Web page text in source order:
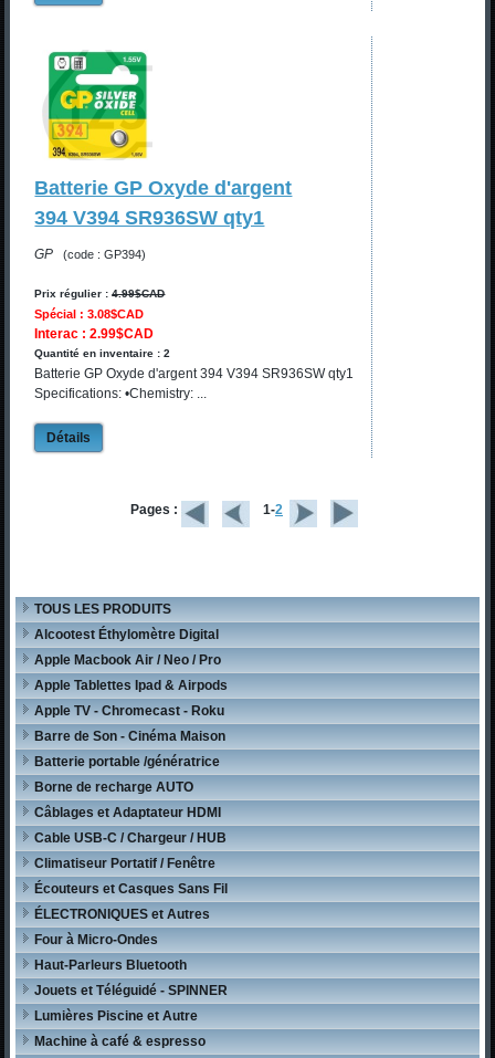
Batterie GP Oxyde d'argent
394 V394 SR936SW qty1
GP (code : GP394)
Prix régulier :4.99$CAD
Spécial : 3.08$CAD
Interac : 2.99$CAD
Quantité en inventaire : 2
Batterie GP Oxyde d'argent 394 V394 SR936SW qty1
Specifications: •Chemistry: ...
Détails
Pages : 1-2
TOUS LES PRODUITS
Alcootest Éthylomètre Digital
Apple Macbook Air / Neo / Pro
Apple Tablettes Ipad & Airpods
Apple TV - Chromecast - Roku
Barre de Son - Cinéma Maison
Batterie portable /génératrice
Borne de recharge AUTO
Câblages et Adaptateur HDMI
Cable USB-C / Chargeur / HUB
Climatiseur Portatif / Fenêtre
Écouteurs et Casques Sans Fil
ÉLECTRONIQUES et Autres
Four à Micro-Ondes
Haut-Parleurs Bluetooth
Jouets et Téléguidé - SPINNER
Lumières Piscine et Autre
Machine à café & espresso